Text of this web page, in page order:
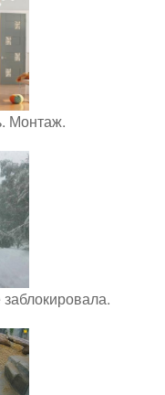
Монтаж.